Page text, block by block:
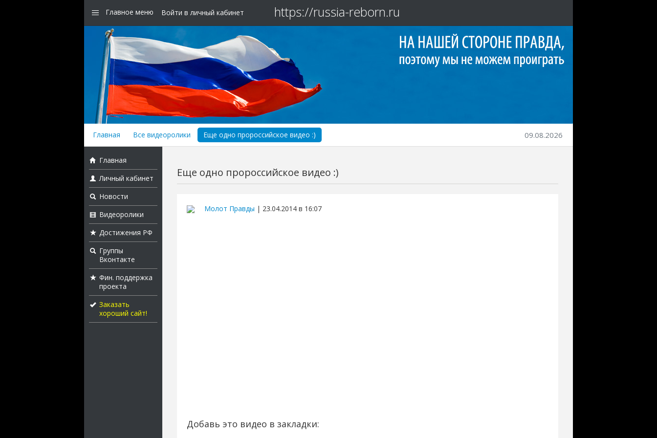
Главное меню Войти в личный кабинет https://russia-reborn.ru
Главная Все видеоролики Еще одно пророссийское видео :) 09.08.2026
Главная
Личный кабинет
Новости
Видеоролики
Достижения РФ
Группы
Вконтакте
Фин. поддержка
проекта
Заказать
хороший сайт!
Еще одно пророссийское видео :)
Молот Правды | 23.04.2014 в 16:07
Добавь это видео в закладки: